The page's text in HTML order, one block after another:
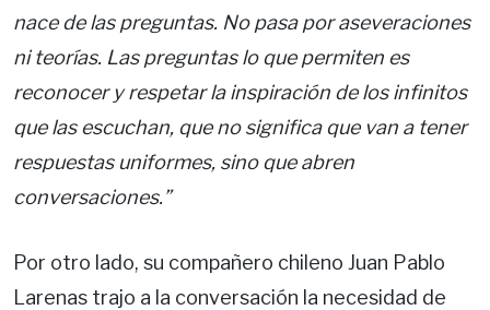
nace de las preguntas. No pasa por aseveraciones
ni teorías. Las preguntas lo que permiten es
reconocer y respetar la inspiración de los infinitos
que las escuchan, que no significa que van a tener
respuestas uniformes, sino que abren
conversaciones.”
Por otro lado, su compañero chileno Juan Pablo
Larenas trajo a la conversación la necesidad de